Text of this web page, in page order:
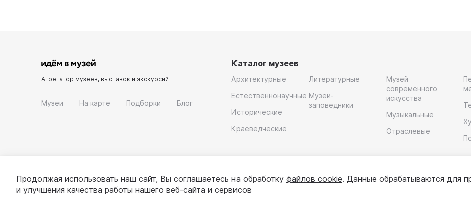
Агрегатор музеев, выставок и экскурсий
Музеи На карте Подборки Блог
Каталог музеев
Архитектурные
Естественнонаучные
Исторические
Краеведческие
Литературные
Музеи-
заповедники
Музей
современного
искусства
Музыкальные
Отраслевые
Продолжая использовать наш сайт, Вы соглашаетесь на обработку файлов cookie. Данные обрабатываются для
и улучшения качества работы нашего веб-сайта и сервисов